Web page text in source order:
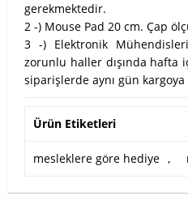
gerekmektedir.
2 -) Mouse Pad 20 cm. Çap
3 -) Elektronik
zorunlu haller dışında hafta
siparişlerde aynı gün
Ürün Etiketleri
mesleklere göre hediye ,